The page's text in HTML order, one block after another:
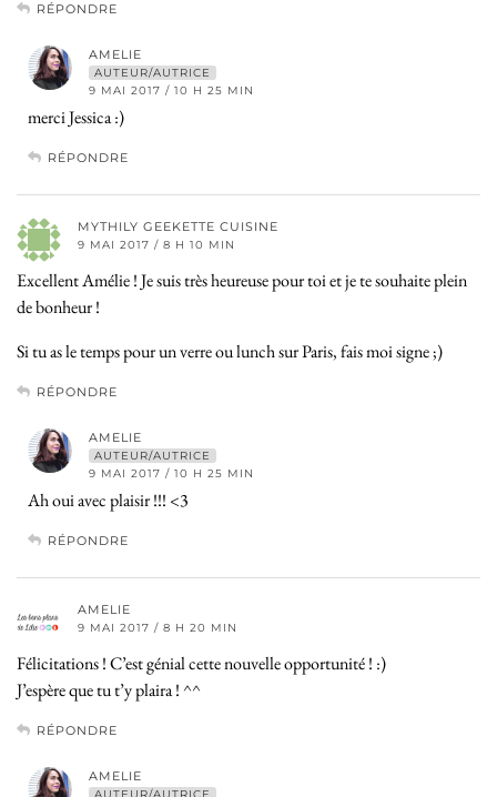
RÉPONDRE
AMELIE
AUTEUR/AUTRICE
9 MAI 2017 / 10 H 25 MIN
merci Jessica :)
RÉPONDRE
MYTHILY GEEKETTE CUISINE
9 MAI 2017 / 8 H 10 MIN
Excellent Amélie ! Je suis très heureuse pour toi et je te souhaite plein
de bonheur !
Si tu as le temps pour un verre ou lunch sur Paris, fais moi signe ;)
RÉPONDRE
AMELIE
AUTEUR/AUTRICE
9 MAI 2017 / 10 H 25 MIN
Ah oui avec plaisir !!! <3
RÉPONDRE
AMELIE
9 MAI 2017 / 8 H 20 MIN
Félicitations ! C’est génial cette nouvelle opportunité ! :)
J’espère que tu t’y plaira ! ^^
RÉPONDRE
AMELIE